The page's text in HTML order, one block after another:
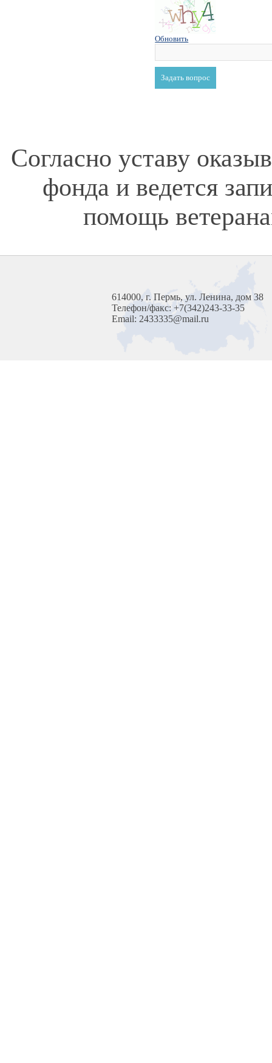
Обновить
Согласно уставу
фонда и ведется
помощь
614000, г. Пермь, ул. Ленина, дом 38
Телефон/факс: +7(342)243-33-35
Email: 2433335@mail.ru